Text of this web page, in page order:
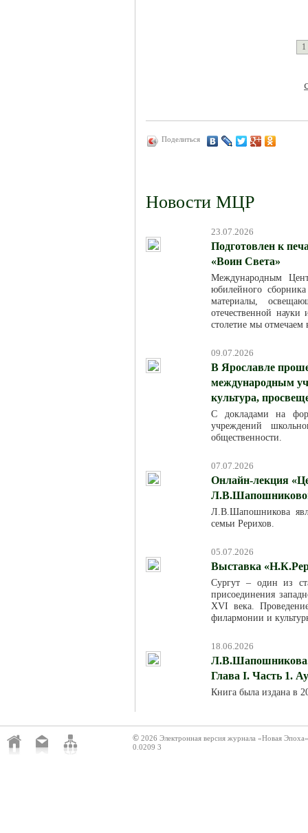
1
Поделиться
Новости МЦР
23.07.2026
Подготовлен к
«Воин Света»
Международным
юбилейного
материалы,
отечественной
столетие мы отмечаем
09.07.2026
В Ярославле
международным
культура,
С докладами на
учреждений
общественности.
07.07.2026
Онлайн-лекция
Л.В.Шапошникова
семьи Рерихов.
05.07.2026
Выставка
Сургут – один из
присоединения
XVI века.
филармонии и
18.06.2026
Л.В.Шапошникова.
Глава I. Часть 1.
Книга была издана в
© 2026 Электронная версия журнала «Новая Эпоха»
0.0209 3